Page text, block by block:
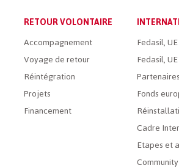
RETOUR VOLONTAIRE
Accompagnement
Voyage de retour
Réintégration
Projets
Financement
Fedasil,
Fedasil,
Fonds
Cadre
Etapes et